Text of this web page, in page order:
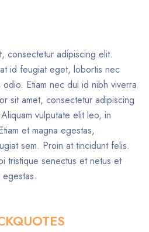
consectetur adipiscing elit.
id feugiat eget, lobortis nec
Etiam nec dui id nibh viverra
sit amet, consectetur adipiscing
vulputate elit leo, in
et magna egestas,
sem. Proin at tincidunt felis.
tristique senectus et netus et